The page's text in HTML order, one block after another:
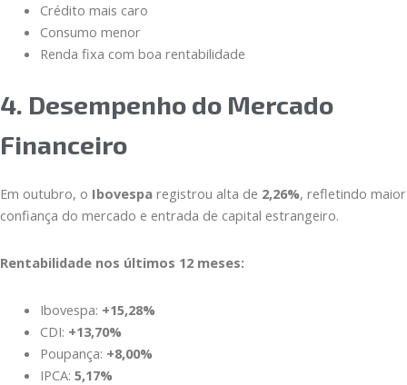
Crédito mais caro
Consumo menor
Renda fixa com boa rentabilidade
4. Desempenho do Mercado
Financeiro
Em outubro, o Ibovespa registrou alta de 2,26%, refletindo maior
confiança do mercado e entrada de capital estrangeiro.
Rentabilidade nos últimos 12 meses:
Ibovespa: +15,28%
CDI: +13,70%
Poupança: +8,00%
IPCA: 5,17%